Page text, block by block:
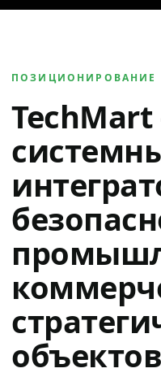
ПОЗИЦИОНИРОВАНИЕ